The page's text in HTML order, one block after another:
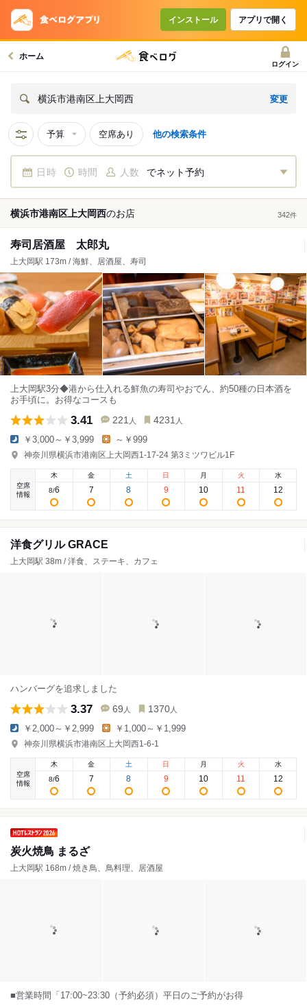
インストール アプリで開く
ホーム
ログイン
横浜市港南区上大岡西 変更
予算 空席あり 他の検索条件
日時 時間 人数 でネット予約
横浜市港南区上大岡西のお店 342件
寿司居酒屋 太郎丸
上大岡駅 173m / 海鮮、居酒屋、寿司
上大岡駅3分◆港から仕入れる鮮魚の寿司やおでん、約50種の日本酒を
お手頃に。お得なコースも
3.41 221 人 4231 人
￥3,000～￥3,999 ～￥999
神奈川県横浜市港南区上大岡西1-17-24 第3ミツワビル1F
空席
情報
木
8/6
金
7
土
8
日
9
月
10
火
11
水
12
洋食グリル GRACE
上大岡駅 38m / 洋食、ステーキ、カフェ
ハンバーグを追求しました
3.37 69 人 1370 人
￥2,000～￥2,999 ￥1,000～￥1,999
神奈川県横浜市港南区上大岡西1-6-1
空席
情報
木
8/6
金
7
土
8
日
9
月
10
火
11
水
12
炭火焼鳥 まるざ
上大岡駅 168m / 焼き鳥、鳥料理、居酒屋
■営業時間「17:00~23:30（予約必須）平日のご予約がお得